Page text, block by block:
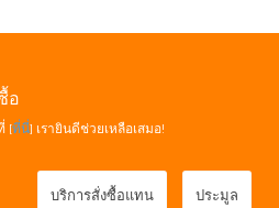
อ
[ที่นี่] เรายินดีช่วยเหลือเสมอ!
บริการสั่งซื้อแทน ประมูล